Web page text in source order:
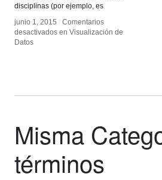
disciplinas (por ejemplo, es
junio 1, 2015 / Comentarios
desactivados en Visualización de
Datos
junio 1, 2015 / Comentarios
desactivados en Visualización de
Datos
Misma
términos